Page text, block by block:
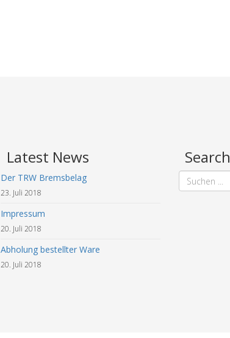
Latest News
Der TRW Bremsbelag
23. Juli 2018
Impressum
20. Juli 2018
Abholung bestellter Ware
20. Juli 2018
Search